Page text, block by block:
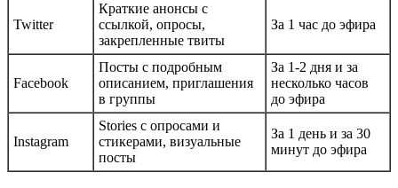
Twitter
Краткие анонсы с
ссылкой, опросы,
закрепленные твиты
За 1 час до эфира
Facebook
Посты с подробным
описанием, приглашения
в группы
За 1-2 дня и за
несколько часов
до эфира
Instagram
Stories с опросами и
стикерами, визуальные
посты
За 1 день и за 30
минут до эфира